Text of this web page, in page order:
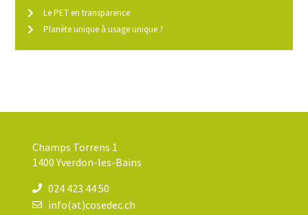
Le PET en transparence
Planète unique à usage unique ?
Champs Torrens 1
1400 Yverdon-les-Bains
024 423 44 50
info(at)cosedec.ch